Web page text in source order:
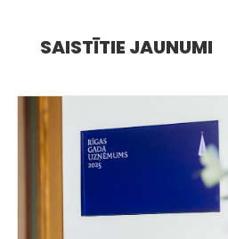
SAISTĪTIE JAUNUMI